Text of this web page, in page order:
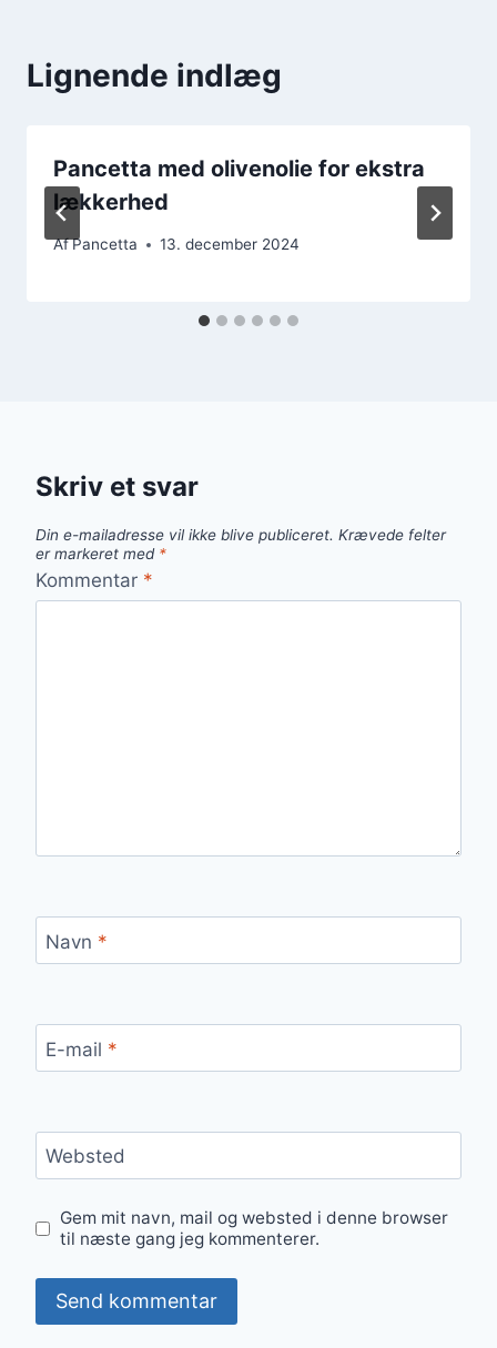
Lignende indlæg
Pancetta med olivenolie for ekstra
lækkerhed
AfPancetta 13. december 2024
Skriv et svar
Din e-mailadresse vil ikke blive publiceret. Krævede felter
er markeret med *
Kommentar *
Navn *
E-mail *
Websted
Gem mit navn, mail og websted i denne browser
til næste gang jeg kommenterer.